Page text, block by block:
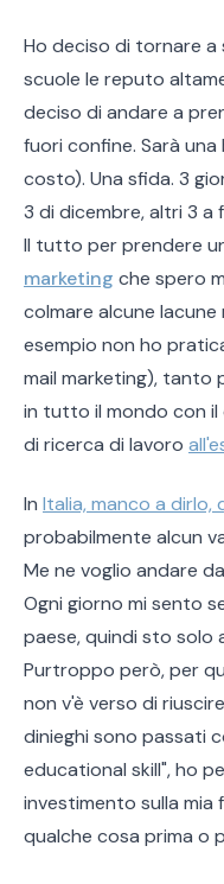
Ho deciso di tornare a
scuole le reputo
deciso di andare a
fuori confine. Sarà
costo). Una sfida. 3
3 di dicembre, altri 3 a
Il tutto per prendere
marketing che spero
colmare alcune lacune
esempio non ho
mail marketing), tanto
in tutto il mondo con il
di ricerca di lavoro
In Italia, manco a dirlo,
probabilmente alcun
Me ne voglio andare
Ogni giorno mi sento
paese, quindi sto solo
Purtroppo però, per
non v'è verso di
dinieghi sono passati
educational skill", ho
investimento sulla mia
qualche cosa prima o